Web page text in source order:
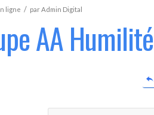
ligne / parAdmin Digital
AA Humilité